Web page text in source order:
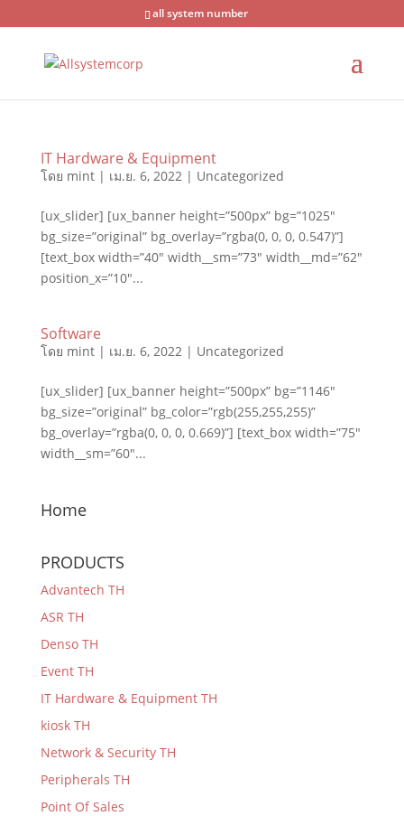
all system number
IT Hardware & Equipment
โดย mint| เม.ย. 6, 2022| Uncategorized
[ux_slider] [ux_banner height=”500px” bg=”1025″
bg_size=”original” bg_overlay=”rgba(0, 0, 0, 0.547)”]
[text_box width=”40″ width__sm=”73″ width__md=”62″
position_x=”10″...
Software
โดย mint| เม.ย. 6, 2022| Uncategorized
[ux_slider] [ux_banner height=”500px” bg=”1146″
bg_size=”original” bg_color=”rgb(255,255,255)”
bg_overlay=”rgba(0, 0, 0, 0.669)”] [text_box width=”75″
width__sm=”60″...
Home
PRODUCTS
Advantech TH
ASR TH
Denso TH
Event TH
IT Hardware & Equipment TH
kiosk TH
Network & Security TH
Peripherals TH
Point Of Sales